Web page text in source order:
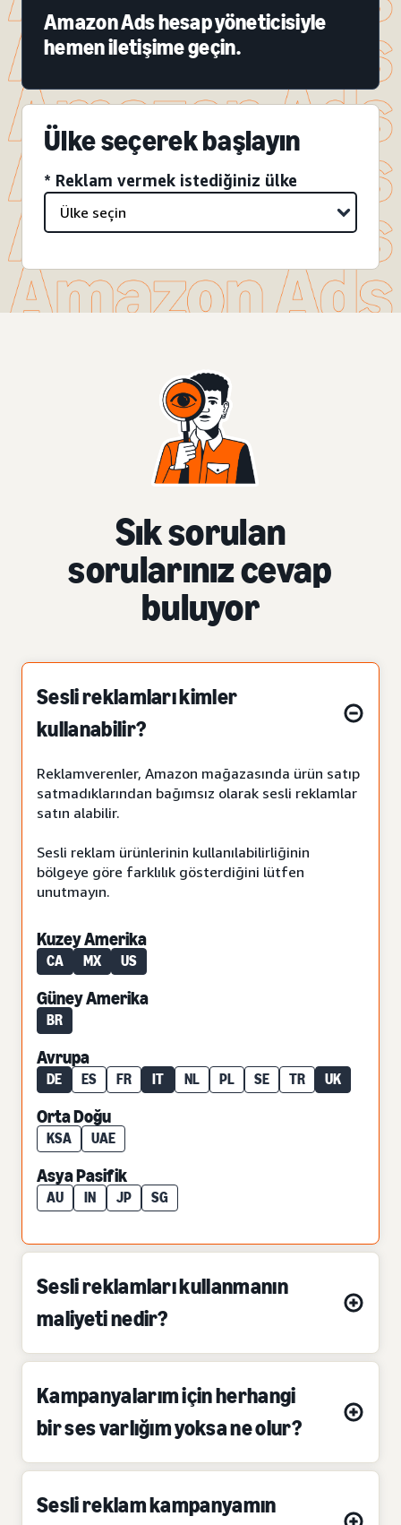
Amazon Ads hesap yöneticisiyle
hemen iletişime geçin.
Ülke seçerek başlayın
* Reklam vermek istediğiniz ülke
Sık sorulan
sorularınız cevap
buluyor
Sesli reklamları kimler
kullanabilir?
Reklamverenler, Amazon mağazasında ürün satıp
satmadıklarından bağımsız olarak sesli reklamlar
satın alabilir.
Sesli reklam ürünlerinin kullanılabilirliğinin
bölgeye göre farklılık gösterdiğini lütfen
unutmayın.
Kuzey Amerika
CA MX US
Güney Amerika
BR
Avrupa
DE ES FR IT NL PL SE TR UK
Orta Doğu
KSA UAE
Asya Pasifik
AU IN JP SG
Sesli reklamları kullanmanın
maliyeti nedir?
Kampanyalarım için herhangi
bir ses varlığım yoksa ne olur?
Sesli reklam kampanyamın